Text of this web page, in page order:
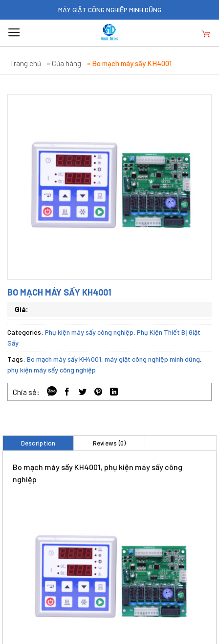
to
content
MÁY GIẶT CÔNG NGHIỆP MINH DŨNG
Trang chủ » Cửa hàng » Bo mạch máy sấy KH4001
BO MẠCH MÁY SẤY KH4001
Giá:
Categories: Phụ kiện máy sấy công nghiệp, Phụ Kiện Thiết Bị Giặt
Sấy
Tags: Bo mạch máy sấy KH4001, máy giặt công nghiệp minh dũng,
phụ kiện máy sấy công nghiệp
Chia sẻ:
Description Reviews (0)
Bo mạch máy sấy KH4001, phụ kiện máy sấy công
nghiệp